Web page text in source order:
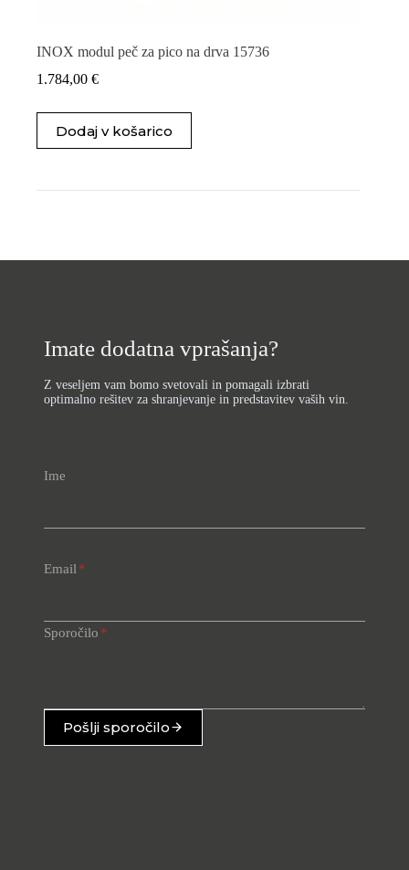
INOX modul peč za pico na drva 15736
1.784,00 €
Dodaj v košarico
Imate dodatna vprašanja?
Z veseljem vam bomo svetovali in pomagali izbrati
optimalno rešitev za shranjevanje in predstavitev vaših vin.
Ime
Email *
Sporočilo *
Pošlji sporočilo